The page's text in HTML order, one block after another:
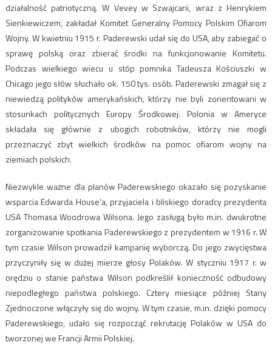
działalność patriotyczną. W Vevey w Szwajcarii, wraz z Henrykiem
Sienkiewiczem, zakładał Komitet Generalny Pomocy Polskim Ofiarom
Wojny. W kwietniu 1915 r. Paderewski udał się do USA, aby zabiegać o
sprawę polską oraz zbierać środki na funkcjonowanie Komitetu.
Podczas wielkiego wiecu u stóp pomnika Tadeusza Kościuszki w
Chicago jego słów słuchało ok. 150 tys. osób. Paderewski zmagał się z
niewiedzą polityków amerykańskich, którzy nie byli zorientowani w
stosunkach politycznych Europy Środkowej. Polonia w Ameryce
składała się głównie z ubogich robotników, którzy nie mogli
przeznaczyć zbyt wielkich środków na pomoc ofiarom wojny na
ziemiach polskich.
Niezwykle ważne dla planów Paderewskiego okazało się pozyskanie
wsparcia Edwarda House’a, przyjaciela i bliskiego doradcy prezydenta
USA Thomasa Woodrowa Wilsona. Jego zasługą było m.in. dwukrotne
zorganizowanie spotkania Paderewskiego z prezydentem w 1916 r. W
tym czasie Wilson prowadził kampanię wyborczą. Do jego zwycięstwa
przyczyniły się w dużej mierze głosy Polaków. W styczniu 1917 r. w
orędziu o stanie państwa Wilson podkreślił konieczność odbudowy
niepodległego państwa polskiego. Cztery miesiące później Stany
Zjednoczone włączyły się do wojny. W tym czasie, m.in. dzięki pomocy
Paderewskiego, udało się rozpocząć rekrutację Polaków w USA do
tworzonej we Francji Armii Polskiej.